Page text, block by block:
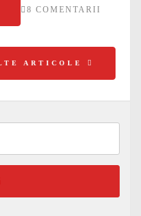
8 COMENTARII
ARTICOLE